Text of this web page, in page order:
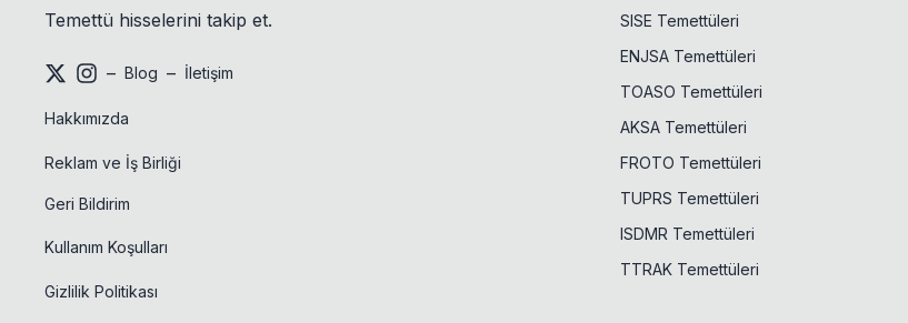
Temettü hisselerini takip et.
– Blog – İletişim
Hakkımızda
Reklam ve İş Birliği
Geri Bildirim
Kullanım Koşulları
Gizlilik Politikası
SISE Temettüleri
ENJSA Temettüleri
TOASO Temettüleri
AKSA Temettüleri
FROTO Temettüleri
TUPRS Temettüleri
ISDMR Temettüleri
TTRAK Temettüleri